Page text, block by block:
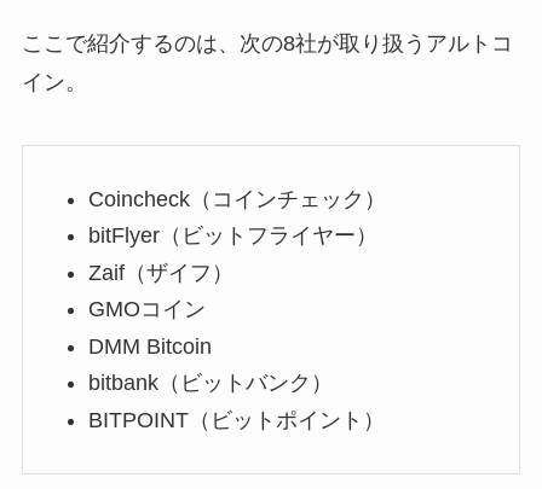
ここで紹介するのは、次の8社が取り扱うアルトコ
イン。
Coincheck（コインチェック）
bitFlyer（ビットフライヤー）
Zaif（ザイフ）
GMOコイン
DMM Bitcoin
bitbank（ビットバンク）
BITPOINT（ビットポイント）